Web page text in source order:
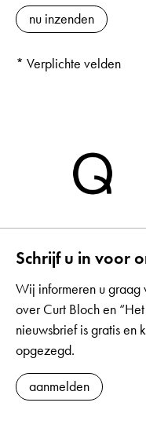
* Verplichte velden
Schrijf u in voor
Wij informeren u graag
over Curt Bloch en
nieuwsbrief is gratis en
opgezegd.
aanmelden